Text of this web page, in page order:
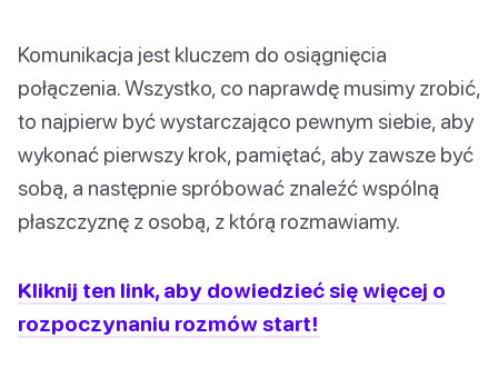
Komunikacja jest kluczem do osiągnięcia
połączenia. Wszystko, co naprawdę musimy zrobić,
to najpierw być wystarczająco pewnym siebie, aby
wykonać pierwszy krok, pamiętać, aby zawsze być
sobą, a następnie spróbować znaleźć wspólną
płaszczyznę z osobą, z którą rozmawiamy.
Kliknij ten link, aby dowiedzieć się więcej o
rozpoczynaniu rozmów start!